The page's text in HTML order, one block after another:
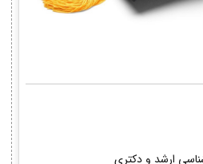
ارشد و دکتری